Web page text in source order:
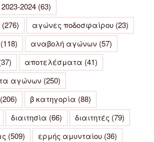
2024 (63)
(276) αγώνες ποδοσφαίρου (23)
(118) αναβολή αγώνων (57)
αποτελέσματα (41)
αγώνων (250)
(206) β κατηγορία (88)
διαιτησία (66) διαιτητές (79)
(509) ερμής αμυνταίου (36)